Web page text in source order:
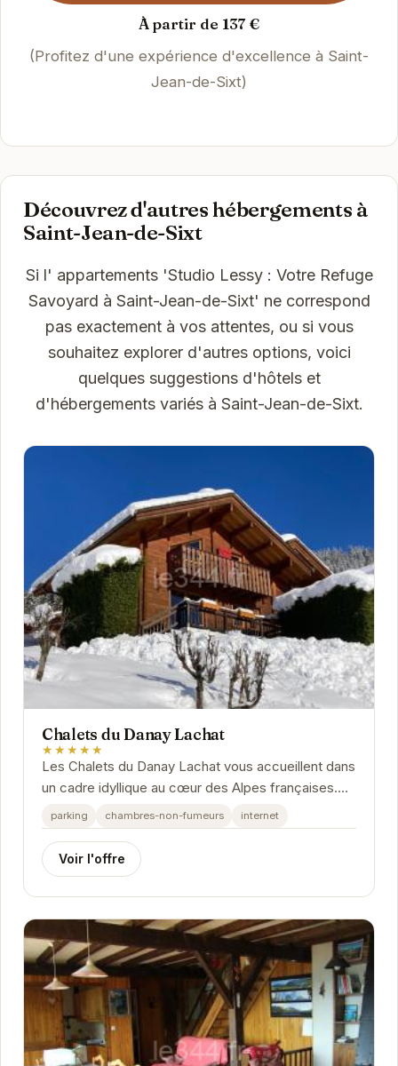
À partir de 137 €
(Profitez d'une expérience d'excellence à Saint-
Jean-de-Sixt)
Découvrez d'autres hébergements à
Saint-Jean-de-Sixt
Si l' appartements 'Studio Lessy : Votre Refuge
Savoyard à Saint-Jean-de-Sixt' ne correspond
pas exactement à vos attentes, ou si vous
souhaitez explorer d'autres options, voici
quelques suggestions d'hôtels et
d'hébergements variés à Saint-Jean-de-Sixt.
Chalets du Danay Lachat
★★★★★
Les Chalets du Danay Lachat vous accueillent dans
un cadre idyllique au cœur des Alpes françaises.
Profitez d'un séjour relaxant dans des chalets...
parking chambres-non-fumeurs internet
Voir l'offre